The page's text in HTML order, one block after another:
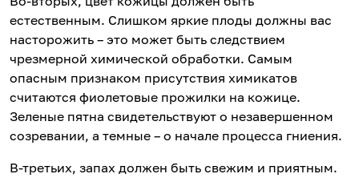
естественным. Слишком яркие плоды должны вас
насторожить – это может быть следствием
чрезмерной химической обработки. Самым
опасным признаком присутствия химикатов
считаются фиолетовые прожилки на кожице.
Зеленые пятна свидетельствуют о незавершенном
созревании, а темные – о начале процесса гниения.
В-третьих, запах должен быть свежим и приятным.